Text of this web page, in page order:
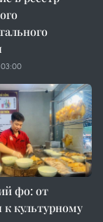
фо: от
к культурному